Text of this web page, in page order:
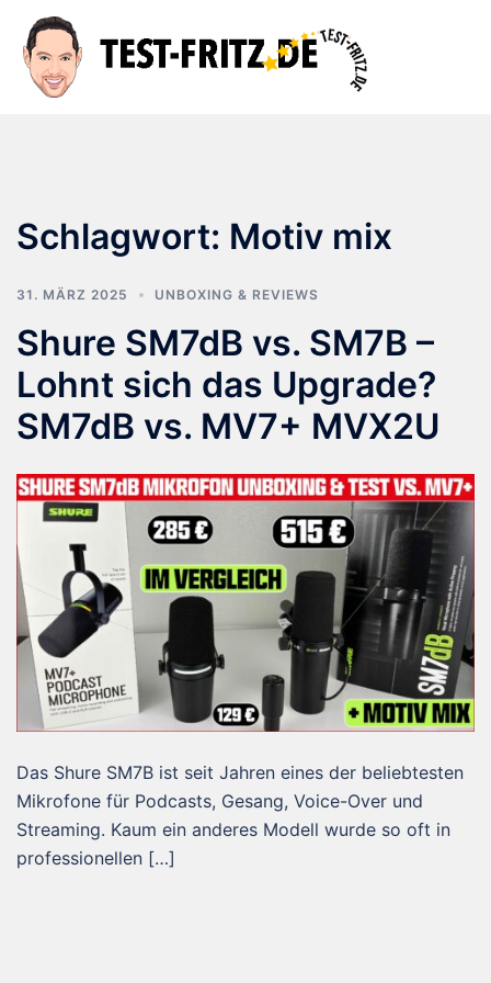
Inhalt
springen
Schlagwort: Motiv mix
31. MÄRZ 2025 UNBOXING & REVIEWS
Shure SM7dB vs. SM7B –
Lohnt sich das Upgrade?
SM7dB vs. MV7+ MVX2U
Das Shure SM7B ist seit Jahren eines der beliebtesten
Mikrofone für Podcasts, Gesang, Voice-Over und
Streaming. Kaum ein anderes Modell wurde so oft in
professionellen […]